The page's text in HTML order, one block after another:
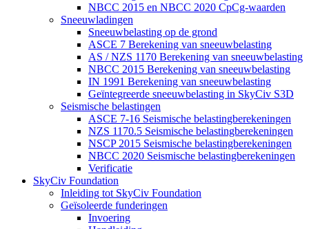
NBCC 2015 en NBCC 2020 CpCg-waarden
Sneeuwladingen
Sneeuwbelasting op de grond
ASCE 7 Berekening van sneeuwbelasting
AS / NZS 1170 Berekening van sneeuwbelasting
NBCC 2015 Berekening van sneeuwbelasting
IN 1991 Berekening van sneeuwbelasting
Geïntegreerde sneeuwbelasting in SkyCiv S3D
Seismische belastingen
ASCE 7-16 Seismische belastingberekeningen
NZS 1170.5 Seismische belastingberekeningen
NSCP 2015 Seismische belastingberekeningen
NBCC 2020 Seismische belastingberekeningen
Verificatie
SkyCiv Foundation
Inleiding tot SkyCiv Foundation
Geïsoleerde funderingen
Invoering